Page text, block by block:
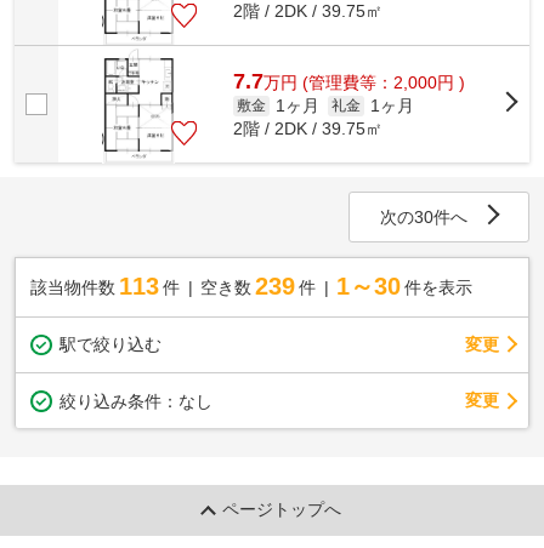
2階 / 2DK / 39.75㎡
7.7万円 (管理費等：2,000円 )
敷金 1ヶ月 礼金
1ヶ月
2階 / 2DK / 39.75㎡
次の30件へ
該当物件数 113件 空き数 239 件 1～30 件を表示
駅で絞り込む 変更
絞り込み条件： なし 変更
ページトップへ